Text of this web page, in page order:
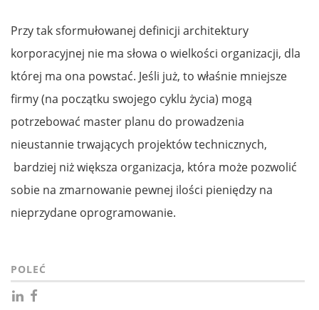
Przy tak sformułowanej definicji architektury
korporacyjnej nie ma słowa o wielkości organizacji, dla
której ma ona powstać. Jeśli już, to właśnie mniejsze
firmy (na początku swojego cyklu życia) mogą
potrzebować master planu do prowadzenia
nieustannie trwających projektów technicznych,
bardziej niż większa organizacja, która może pozwolić
sobie na zmarnowanie pewnej ilości pieniędzy na
nieprzydane oprogramowanie.
POLEĆ